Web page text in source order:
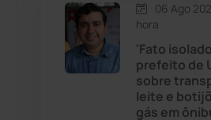
Érico Cardoso
Esportes
06 Ago
hora
'Fato
prefeito de
sobre
leite e
gás em